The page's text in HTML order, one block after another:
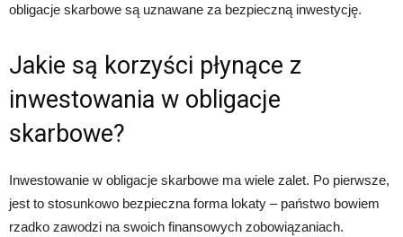
obligacje skarbowe są uznawane za bezpieczną inwestycję.
Jakie są korzyści płynące z
inwestowania w obligacje
skarbowe?
Inwestowanie w obligacje skarbowe ma wiele zalet. Po pierwsze,
jest to stosunkowo bezpieczna forma lokaty – państwo bowiem
rzadko zawodzi na swoich finansowych zobowiązaniach.